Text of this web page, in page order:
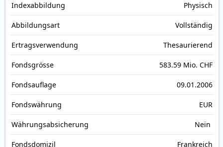
Index­abbildung Physisch
Abbildungs­art Vollständig
Ertrags­verwendung Thesaurierend
Fonds­grösse 583.59 Mio. CHF
Fonds­auflage 09.01.2006
Fonds­währung EUR
Währungsabsicherung Nein
Fondsdomizil Frankreich